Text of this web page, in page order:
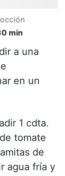
min
a una
en un
1 cdta.
tomate
de
agua fría y